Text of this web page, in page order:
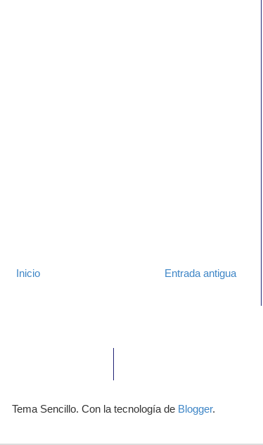
Entrada antigua
Inicio
Tema Sencillo. Con la tecnología de Blogger.